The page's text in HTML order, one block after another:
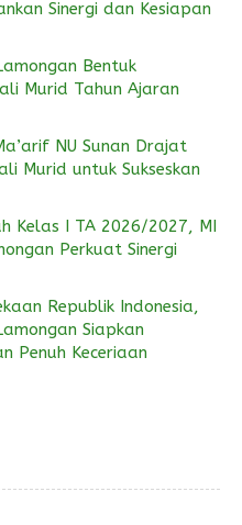
Sinergi dan Kesiapan
Bentuk
Murid Tahun Ajaran
NU Sunan Drajat
Murid untuk Sukseskan
Kelas I TA 2026/2027, MI
Perkuat Sinergi
Republik Indonesia,
Siapkan
Penuh Keceriaan